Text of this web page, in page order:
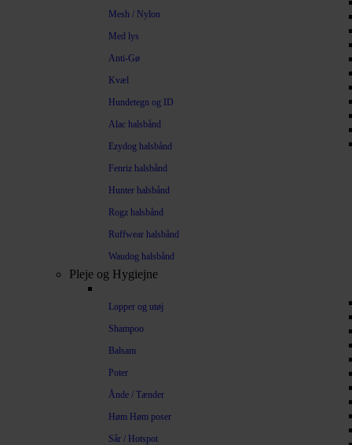
Mesh / Nylon
Med lys
Anti-Gø
Kvæl
Hundetegn og ID
Alac halsbånd
Ezydog halsbånd
Fenriz halsbånd
Hunter halsbånd
Rogz halsbånd
Ruffwear halsbånd
Waudog halsbånd
Pleje og Hygiejne
Lopper og utøj
Shampoo
Balsam
Poter
Ånde / Tænder
Høm Høm poser
Sår / Hotspot